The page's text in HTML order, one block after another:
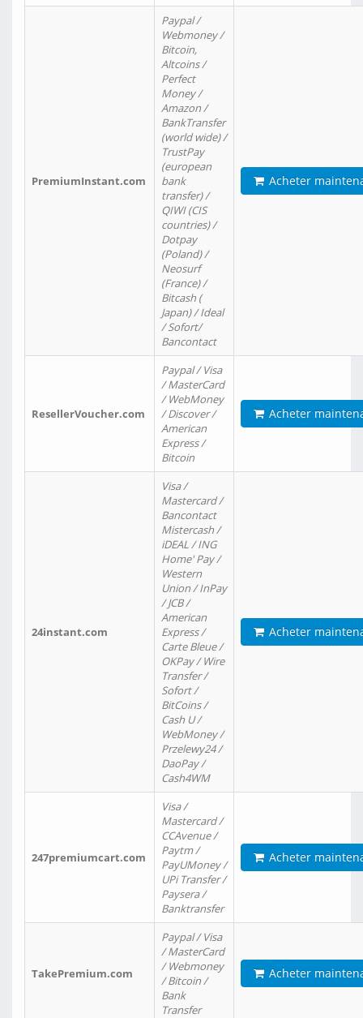
PremiumInstant.com
Paypal /
Webmoney /
Bitcoin,
Altcoins /
Perfect
Money /
Amazon /
BankTransfer
(world wide) /
TrustPay
(european
bank
transfer) /
QIWI (CIS
countries) /
Dotpay
(Poland) /
Neosurf
(France) /
Bitcash (
Japan) / Ideal
/ Sofort/
Bancontact
Acheter
ResellerVoucher.com
Paypal / Visa
/ MasterCard
/ WebMoney
/ Discover /
American
Express /
Bitcoin
Acheter
24instant.com
Visa /
Mastercard /
Bancontact
Mistercash /
iDEAL / ING
Home' Pay /
Western
Union / InPay
/ JCB /
American
Express /
Carte Bleue /
OKPay / Wire
Transfer /
Sofort /
BitCoins /
Cash U /
WebMoney /
Przelewy24 /
DaoPay /
Cash4WM
Acheter
247premiumcart.com
Visa /
Mastercard /
CCAvenue /
Paytm /
PayUMoney /
UPi Transfer /
Paysera /
Banktransfer
Acheter
TakePremium.com
Paypal / Visa
/ MasterCard
/ Webmoney
/ Bitcoin /
Bank
Transfer
Acheter